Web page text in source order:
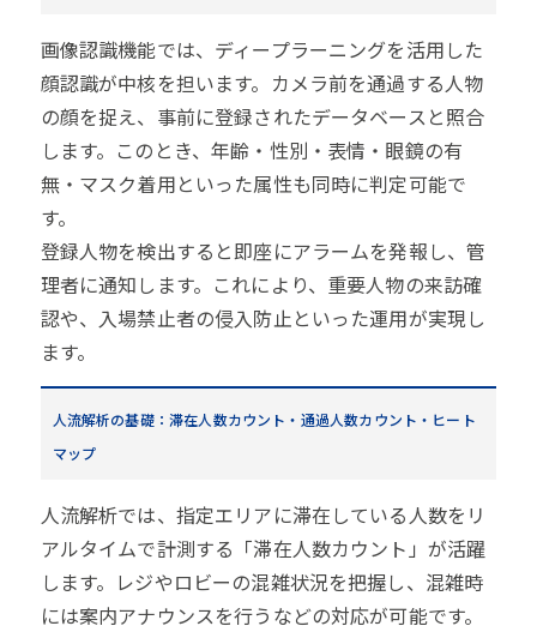
画像認識機能では、ディープラーニングを活用した
顔認識が中核を担います。カメラ前を通過する人物
の顔を捉え、事前に登録されたデータベースと照合
します。このとき、年齢・性別・表情・眼鏡の有
無・マスク着用といった属性も同時に判定可能で
す。
登録人物を検出すると即座にアラームを発報し、管
理者に通知します。これにより、重要人物の来訪確
認や、入場禁止者の侵入防止といった運用が実現し
ます。
人流解析の基礎：滞在人数カウント・通過人数カウント・ヒート
マップ
人流解析では、指定エリアに滞在している人数をリ
アルタイムで計測する「滞在人数カウント」が活躍
します。レジやロビーの混雑状況を把握し、混雑時
には案内アナウンスを行うなどの対応が可能です。